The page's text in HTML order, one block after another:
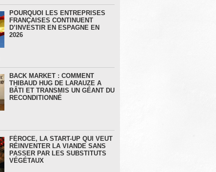
POURQUOI LES ENTREPRISES
FRANÇAISES CONTINUENT
D’INVESTIR EN ESPAGNE EN
2026
BACK MARKET : COMMENT
THIBAUD HUG DE LARAUZE A
BÂTI ET TRANSMIS UN GÉANT DU
RECONDITIONNÉ
FÉROCE, LA START-UP QUI VEUT
RÉINVENTER LA VIANDE SANS
PASSER PAR LES SUBSTITUTS
VÉGÉTAUX